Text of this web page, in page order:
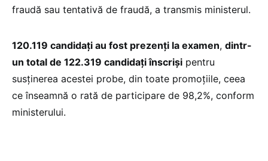
fraudă sau tentativă de fraudă, a transmis ministerul.
120.119 candidați au fost prezenți la examen, dintr-
un total de 122.319 candidați înscriși pentru
susținerea acestei probe, din toate promoțiile, ceea
ce înseamnă o rată de participare de 98,2%, conform
ministerului.